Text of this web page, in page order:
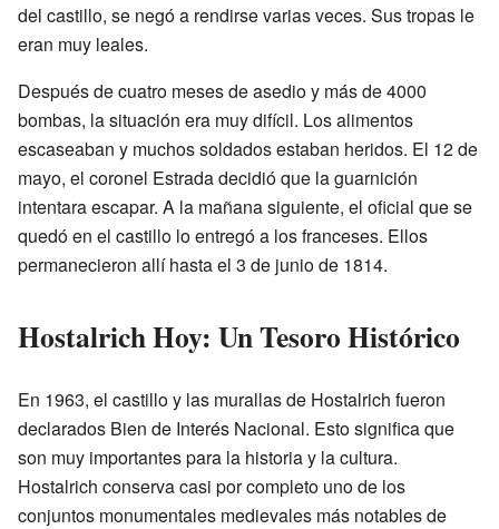
del castillo, se negó a rendirse varias veces. Sus tropas le
eran muy leales.
Después de cuatro meses de asedio y más de 4000
bombas, la situación era muy difícil. Los alimentos
escaseaban y muchos soldados estaban heridos. El 12 de
mayo, el coronel Estrada decidió que la guarnición
intentara escapar. A la mañana siguiente, el oficial que se
quedó en el castillo lo entregó a los franceses. Ellos
permanecieron allí hasta el 3 de junio de 1814.
Hostalrich Hoy: Un Tesoro Histórico
En 1963, el castillo y las murallas de Hostalrich fueron
declarados Bien de Interés Nacional. Esto significa que
son muy importantes para la historia y la cultura.
Hostalrich conserva casi por completo uno de los
conjuntos monumentales medievales más notables de